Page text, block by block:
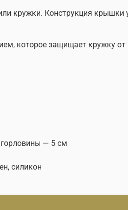
кружки. Конструкция крышки
которое защищает кружку
— 5 см
силикон